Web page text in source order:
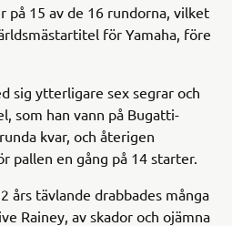
på 15 av de 16 rundorna, vilket
för Yamaha, före
sig ytterligare sex segrar och
som han vann på Bugatti-
kvar, och återigen
pallen en gång på 14 starter.
års tävlande drabbades många
Rainey, av skador och ojämna